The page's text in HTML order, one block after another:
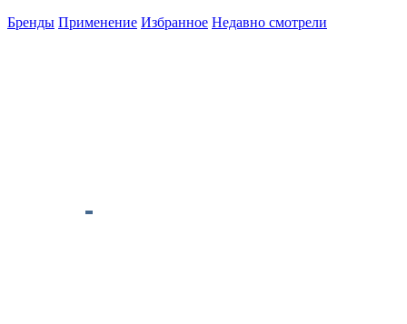
Бренды Применение Избранное Недавно смотрели